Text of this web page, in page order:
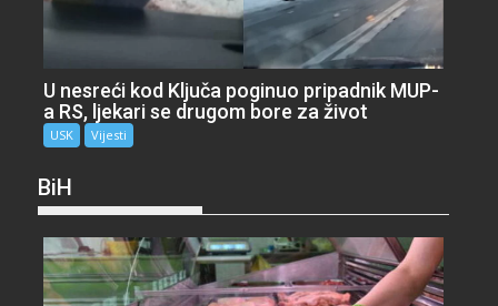
U nesreći kod Ključa poginuo pripadnik MUP-
a RS, ljekari se drugom bore za život
USK Vijesti
BiH